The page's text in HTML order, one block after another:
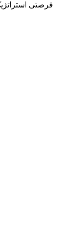
استراتژیک